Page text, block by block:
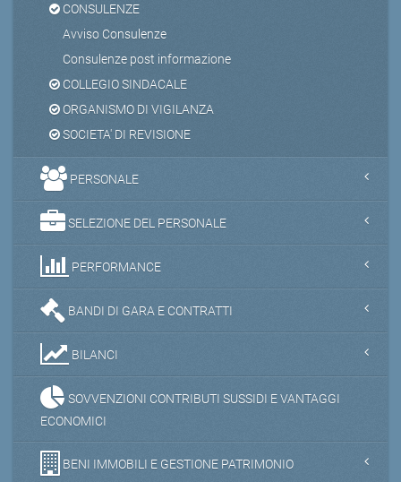
CONSULENZE
Avviso Consulenze
Consulenze post informazione
COLLEGIO SINDACALE
ORGANISMO DI VIGILANZA
SOCIETA' DI REVISIONE
PERSONALE
SELEZIONE DEL PERSONALE
PERFORMANCE
BANDI DI GARA E CONTRATTI
BILANCI
SOVVENZIONI CONTRIBUTI SUSSIDI E VANTAGGI
ECONOMICI
BENI IMMOBILI E GESTIONE PATRIMONIO